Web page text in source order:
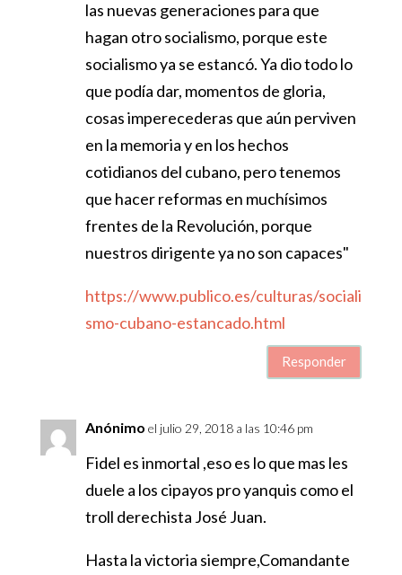
las nuevas generaciones para que
hagan otro socialismo, porque este
socialismo ya se estancó. Ya dio todo lo
que podía dar, momentos de gloria,
cosas imperecederas que aún perviven
en la memoria y en los hechos
cotidianos del cubano, pero tenemos
que hacer reformas en muchísimos
frentes de la Revolución, porque
nuestros dirigente ya no son capaces"
https://www.publico.es/culturas/sociali
smo-cubano-estancado.html
Responder
Anónimo el julio 29, 2018 a las 10:46 pm
Fidel es inmortal ,eso es lo que mas les
duele a los cipayos pro yanquis como el
troll derechista José Juan.
Hasta la victoria siempre,Comandante